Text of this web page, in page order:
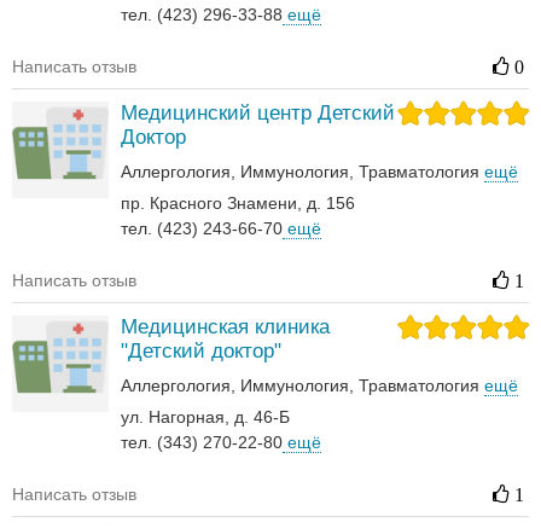
тел. (423) 296-33-88 ещё
Написать отзыв 0
Медицинский центр Детский
Доктор
Аллергология Иммунология Травматология ещё
пр. Красного Знамени, д. 156
тел. (423) 243-66-70 ещё
Написать отзыв 1
Медицинская клиника
"Детский доктор"
Аллергология Иммунология Травматология ещё
ул. Нагорная, д. 46-Б
тел. (343) 270-22-80 ещё
Написать отзыв 1